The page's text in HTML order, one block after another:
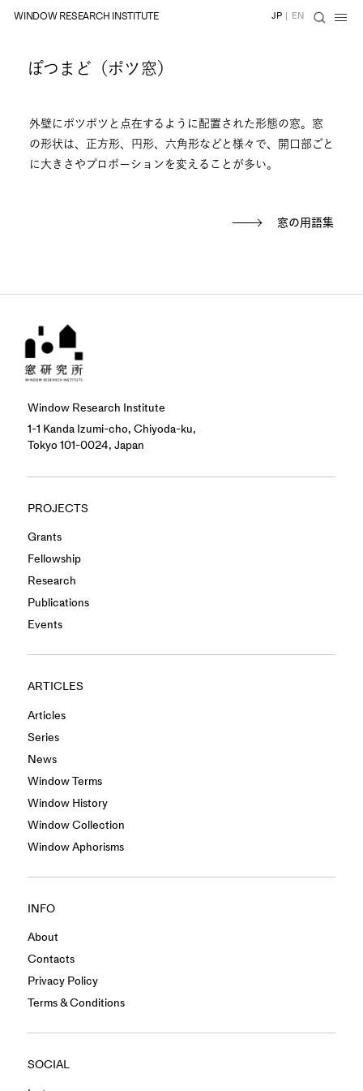
WINDOW RESEARCH INSTITUTE JP | EN
ぽつまど（ポツ窓）
外壁にポツポツと点在するように配置された形態の窓。窓
の形状は、正方形、円形、六角形などと様々で、開口部ごと
に大きさやプロポーションを変えることが多い。
窓の用語集
Window Research Institute
1-1 Kanda Izumi-cho, Chiyoda-ku,
Tokyo 101-0024, Japan
PROJECTS
Grants
Fellowship
Research
Publications
Events
ARTICLES
Articles
Series
News
Window Terms
Window History
Window Collection
Window Aphorisms
INFO
About
Contacts
Privacy Policy
Terms & Conditions
SOCIAL